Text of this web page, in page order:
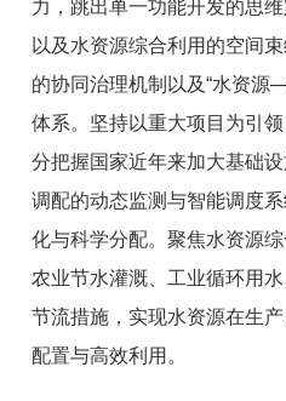
力，跳出单一功能开发的思
以及水资源综合利用的空间
的协同治理机制以及“水资
体系。坚持以重大项目为引
分把握国家近年来加大基础
调配的动态监测与智能调度
化与科学分配。聚焦水资源
农业节水灌溉、工业循环用
节流措施，实现水资源在生
配置与高效利用。